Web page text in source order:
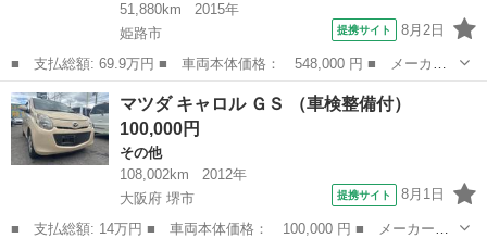
51,880km
2015年
姫路市
提携サイト 8月2日
■ 支払総額: 69.9万円 ■ 車両本体価格： 548,000 円 ■ メーカー
名： マツダ ■ 車種名： デミオ ■ グレード名： ＸＤ 純正Ｓ
Ｄナビ 衝突軽減 禁煙車 ドラレコ スマートキー 純正１５イン
チアルミ Ｂ...
兵庫 姫路市 デミオ
マツダ キャロル ＧＳ （車検整備付）
100,000円
その他
108,002km
2012年
大阪府 堺市
提携サイト 8月1日
■ 支払総額: 14万円 ■ 車両本体価格： 100,000 円 ■ メーカー